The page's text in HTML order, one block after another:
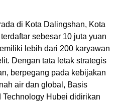
di Kota Dalingshan, Kota
sebesar 10 juta yuan
lebih dari 200 karyawan
Dengan tata letak strategis
berpegang pada kebijakan
air dan global, Basis
Hubei didirikan